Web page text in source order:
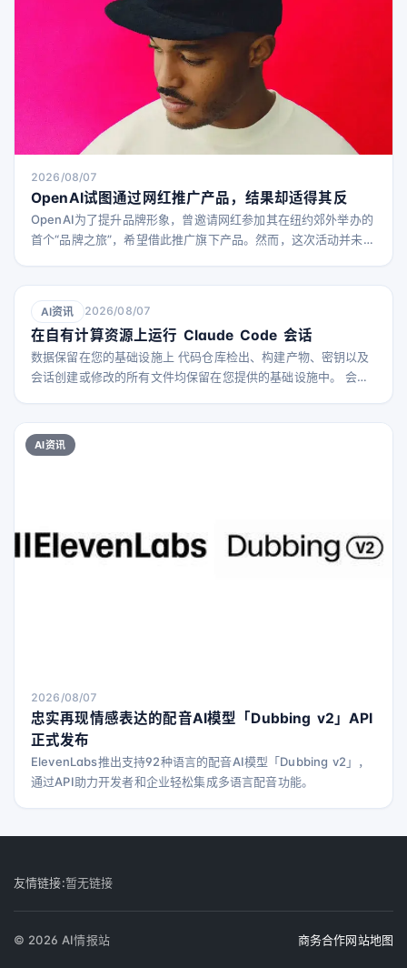
2026/08/07
OpenAI试图通过网红推广产品，结果却适得其反
OpenAI为了提升品牌形象，曾邀请网红参加其在纽约郊外举办的
首个“品牌之旅”，希望借此推广旗下产品。然而，这次活动并未带
红被称为“创作者”，他们在活动中穿戴印有OpenAI标志的商品，
享受自然环境，却很少真正介绍OpenAI的核心产品ChatGPT。
大多数发布的内容更像是
AI资讯 2026/08/07
在自有计算资源上运行 Claude Code 会话
数据保留在您的基础设施上 代码仓库检出、构建产物、密钥以及
会话创建或修改的所有文件均保留在您提供的基础设施中。 会话
储，以便您可以在任何设备上继续会话。 工作原理 使用自托管环
境时，您需要部署一组 runners。这些长期运行的进程会接收会
AI资讯
2026/08/07
忠实再现情感表达的配音AI模型「Dubbing v2」API
正式发布
ElevenLabs推出支持92种语言的配音AI模型「Dubbing v2」，
通过API助力开发者和企业轻松集成多语言配音功能。
友情链接:暂无链接
© 2026 AI情报站 商务合作网站地图